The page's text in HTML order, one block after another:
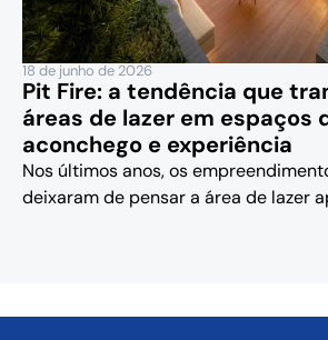
18 de junho de 2026
Pit Fire: a tendência que
áreas de lazer em espaços
aconchego e experiência
Nos últimos anos, os
deixaram de pensar a área de lazer